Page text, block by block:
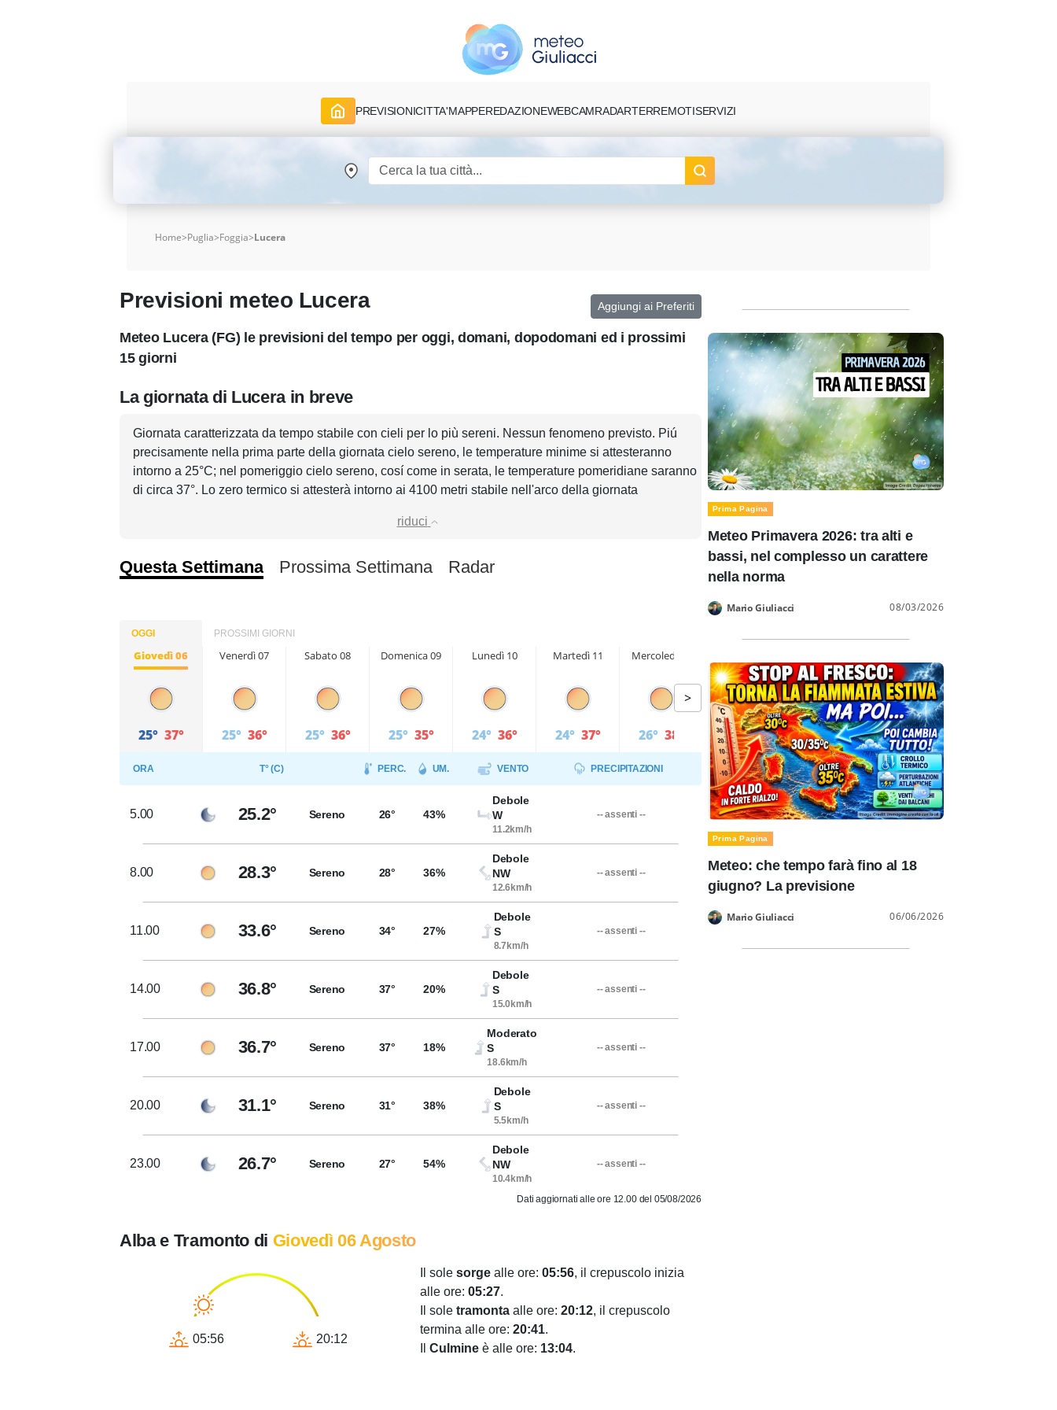
PREVISIONICITTA'MAPPEREDAZIONEWEBCAMRADARTERREMOTISERVIZI
Home>Puglia>Foggia>Lucera
Previsioni meteo Lucera Aggiungi ai Preferiti
Meteo Lucera (FG) le previsioni del tempo per oggi, domani, dopodomani ed i prossimi
15 giorni
La giornata di Lucera in breve
Giornata caratterizzata da tempo stabile con cieli per lo più sereni. Nessun fenomeno previsto. Piú
precisamente nella prima parte della giornata cielo sereno, le temperature minime si attesteranno
intorno a 25°C; nel pomeriggio cielo sereno, cosí come in serata, le temperature pomeridiane saranno
di circa 37°. Lo zero termico si attesterà intorno ai 4100 metri stabile nell'arco della giornata
riduci
Questa Settimana Prossima Settimana Radar
OGGI PROSSIMI GIORNI
Giovedì 06
25° 37°
Venerdì 07
25° 36°
Sabato 08
25° 36°
Domenica 09
25° 35°
Lunedì 10
24° 36°
Martedì 11
24° 37°
Mercoledì 12
26° 38°
>
ORA T° (C) PERC. UM. VENTO PRECIPITAZIONI
5.00 25.2° Sereno 26° 43%
Debole
W
11.2km/h
-- assenti --
8.00 28.3° Sereno 28° 36%
Debole
NW
12.6km/h
-- assenti --
11.00 33.6° Sereno 34° 27%
Debole
S
8.7km/h
-- assenti --
14.00 36.8° Sereno 37° 20%
Debole
S
15.0km/h
-- assenti --
17.00 36.7° Sereno 37° 18%
Moderato
S
18.6km/h
-- assenti --
20.00 31.1° Sereno 31° 38%
Debole
S
5.5km/h
-- assenti --
23.00 26.7° Sereno 27° 54%
Debole
NW
10.4km/h
-- assenti --
Dati aggiornati alle ore 12.00 del 05/08/2026
Alba e Tramonto di Giovedì 06 Agosto
05:56 20:12
Il sole sorge alle ore: 05:56, il crepuscolo inizia
alle ore: 05:27.
Il sole tramonta alle ore: 20:12, il crepuscolo
termina alle ore: 20:41.
Culmine è alle ore: 13:04.
Prima Pagina
Meteo Primavera 2026: tra alti e
bassi, nel complesso un carattere
nella norma
Mario Giuliacci 08/03/2026
Prima Pagina
Meteo: che tempo farà fino al 18
giugno? La previsione
Mario Giuliacci 06/06/2026